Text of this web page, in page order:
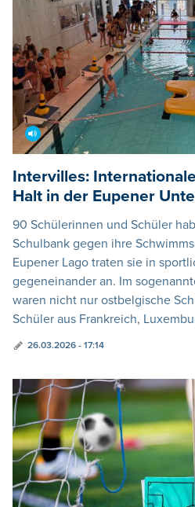
Intervilles:
Halt in der Eupener
90 Schülerinnen und Schüler
Schulbank gegen ihre
Eupener Lago traten sie in
gegeneinander an. Im
waren nicht nur ostbelgische
Schüler aus Frankreich,
26.03.2026 - 17:14